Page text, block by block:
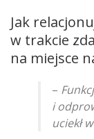
Jak
w trakcie
na miejsce
–
i
uciekł